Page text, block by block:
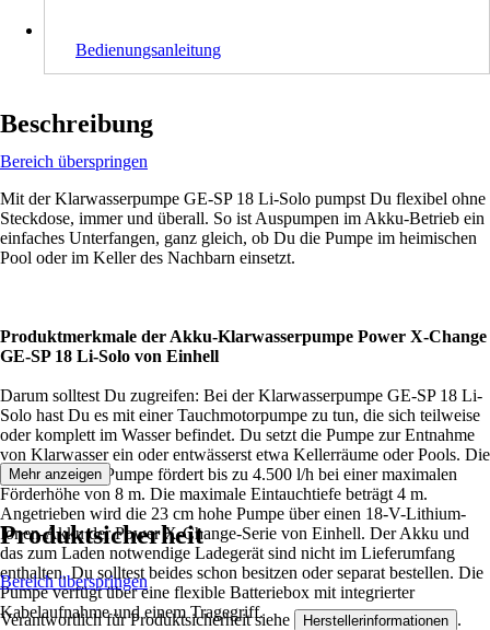
Bedienungsanleitung
Beschreibung
Bereich überspringen
Mit der Klarwasserpumpe GE-SP 18 Li-Solo pumpst Du flexibel ohne
Steckdose, immer und überall. So ist Auspumpen im Akku-Betrieb ein
einfaches Unterfangen, ganz gleich, ob Du die Pumpe im heimischen
Pool oder im Keller des Nachbarn einsetzt.
Produktmerkmale der Akku-Klarwasserpumpe Power X-Change
GE-SP 18 Li-Solo von Einhell
Darum solltest Du zugreifen: Bei der Klarwasserpumpe GE-SP 18 Li-
Solo hast Du es mit einer Tauchmotorpumpe zu tun, die sich teilweise
oder komplett im Wasser befindet. Du setzt die Pumpe zur Entnahme
von Klarwasser ein oder entwässerst etwa Kellerräume oder Pools. Die
leistungsstarke Pumpe fördert bis zu 4.500 l/h bei einer maximalen
Förderhöhe von 8 m. Die maximale Eintauchtiefe beträgt 4 m.
Angetrieben wird die 23 cm hohe Pumpe über einen 18-V-Lithium-
Ionen-Akku der Power X-Change-Serie von Einhell. Der Akku und
das zum Laden notwendige Ladegerät sind nicht im Lieferumfang
enthalten. Du solltest beides schon besitzen oder separat bestellen. Die
Pumpe verfügt über eine flexible Batteriebox mit integrierter
Kabelaufnahme und einem Tragegriff.
Mehr anzeigen
Produktsicherheit
Bereich überspringen
Verantwortlich für Produktsicherheit siehe Herstellerinformationen .